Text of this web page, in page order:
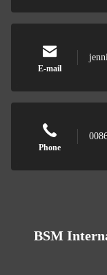
E-mail
Phone
BSM